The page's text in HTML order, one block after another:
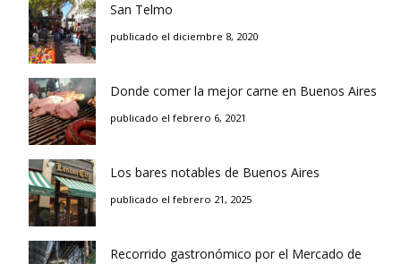
San Telmo
publicado el diciembre 8, 2020
Donde comer la mejor carne en Buenos Aires
publicado el febrero 6, 2021
Los bares notables de Buenos Aires
publicado el febrero 21, 2025
Recorrido gastronómico por el Mercado de